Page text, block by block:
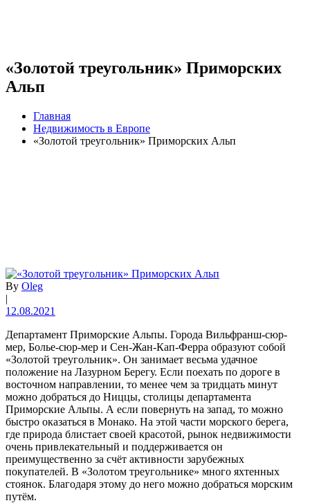
«Золотой треугольник» Приморских
Альп
Главная
Недвижимость в Европе
«Золотой треугольник» Приморских Альп
By Oleg
|
12.08.2021
Департамент Приморские Альпы. Города Вильфранш-сюр-
мер, Болье-сюр-мер и Сен-Жан-Кап-Ферра образуют собой
«Золотой треугольник». Он занимает весьма удачное
положение на Лазурном Берегу. Если поехать по дороге в
восточном направлении, то менее чем за тридцать минут
можно добраться до Ниццы, столицы департамента
Приморские Альпы. А если повернуть на запад, то можно
быстро оказаться в Монако. На этой части морского берега,
где природа блистает своей красотой, рынок недвижимости
очень привлекательный и поддерживается он
преимущественно за счёт активности зарубежных
покупателей. В «Золотом треугольнике» много яхтенных
стоянок. Благодаря этому до него можно добраться морским
путём.